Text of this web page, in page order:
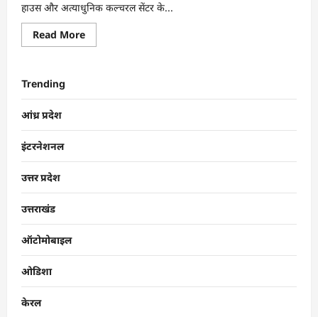
हाउस और अत्याधुनिक कल्चरल सेंटर के...
Read More
Trending
आंध्र प्रदेश
इंटरनेशनल
उत्तर प्रदेश
उत्तराखंड
ऑटोमोबाइल
ओडिशा
केरल